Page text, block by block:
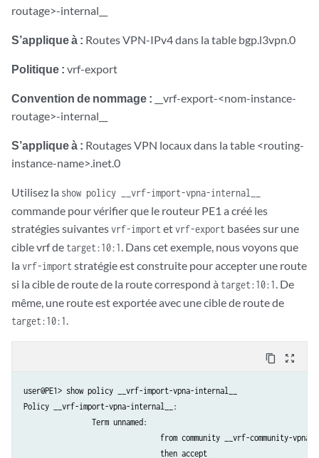
routage>-internal__
S’applique à : Routes VPN-IPv4 dans la table bgp.l3vpn.0
Politique : vrf-export
Convention de nommage : __vrf-export-<nom-instance-
routage>-internal__
S’applique à : Routages VPN locaux dans la table <routing-
instance-name>.inet.0
Utilisez la show policy __vrf-import-vpna-internal__
commande pour vérifier que le routeur PE1 a créé les
stratégies suivantesvrf-importetvrf-export basées sur une
cible vrf de target:10:1. Dans cet exemple, nous voyons que
la vrf-importstratégie est construite pour accepter une route
si la cible de route de la route correspond à target:10:1. De
même, une route est exportée avec une cible de route de
target:10:1.
content_copy zoom_out_map
user@PE1> show policy __vrf-import-vpna-internal__
Policy __vrf-import-vpna-internal__: